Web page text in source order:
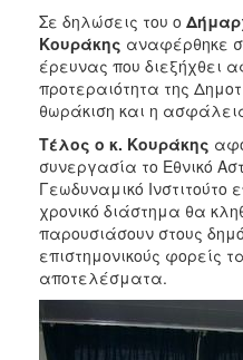
Σε δηλώσεις του ο
Κουράκης αναφέρθηκε
έρευνας που διεξήχθει
προτεραιότητα της
θωράκιση και η
Τέλος ο κ. Κουράκης
συνεργασία το Εθνικό
Γεωδυναμικό Ινστιτούτο
χρονικό διάστημα θα
παρουσιάσουν στους
επιστημονικούς φορείς
αποτελέσματα.